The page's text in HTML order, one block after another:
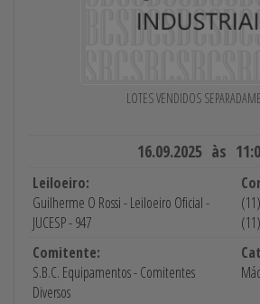
LOTES VENDIDOS
16.09.2025 às
Leiloeiro:
Guilherme O Rossi - Leiloeiro Oficial -
JUCESP - 947
Comitente:
S.B.C. Equipamentos - Comitentes
Diversos